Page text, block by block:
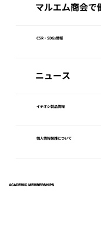
関心を
マルエム商会で
CSR・SDGs情報
ニュース
イチオシ製品情報
個人情報保護について
ACADEMIC MEMBERSHIPS